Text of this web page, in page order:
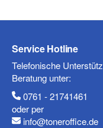
Service Hotline
Telefonische
Beratung unter:
0761 - 21741461
oder per
info@toneroffice.de